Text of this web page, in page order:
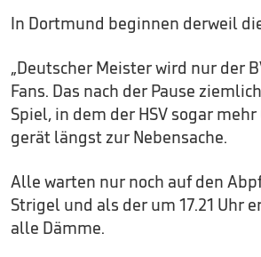
In Dortmund beginnen derweil
„Deutscher Meister wird nur der
Fans. Das nach der Pause
Spiel, in dem der HSV sogar
gerät längst zur Nebensache.
Alle warten nur noch auf den
Strigel und als der um 17.21 Uhr
alle Dämme.